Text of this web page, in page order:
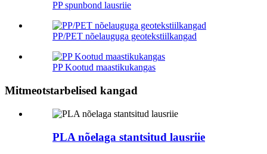
PP spunbond lausriie
PP/PET nõelauguga geotekstiilkangad
PP Kootud maastikukangas
Mitmeotstarbelised kangad
PLA nõelaga stantsitud lausriie